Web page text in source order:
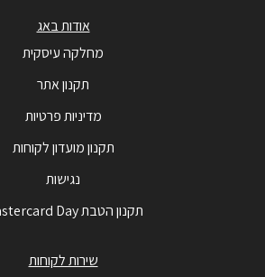
אודות באג
מחלקה עיסקית
תקנון אתר
מדיניות פרטיות
תקנון מועדון לקוחות
נגישות
תקנון הטבת Mastercard Day
שירות לקוחות